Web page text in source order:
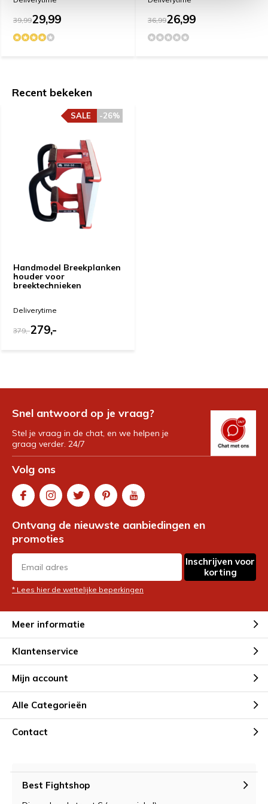
39,9929,99 36,9926,99
Recent bekeken
Handmodel Breekplanken
houder voor
breektechnieken
-26%
SALE
Deliverytime
379,-279,-
Snel antwoord op je vraag?
Stel je vraag in de chat, en we helpen je
graag verder. 24/7
Volg ons
Ontvang de nieuwste aanbiedingen en
promoties
Inschrijven voor
korting
* Lees hier de wettelijke beperkingen
Meer informatie
Klantenservice
Mijn account
Alle Categorieën
Contact
Best Fightshop